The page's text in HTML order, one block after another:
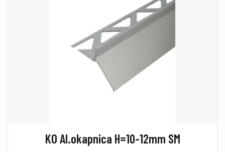
KO Al.okapnica H=10-12mm SM